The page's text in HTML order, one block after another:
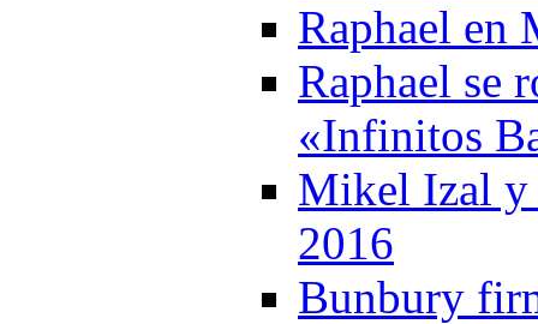
Raphael en
Raphael se
«Infinitos
Mikel Izal y
2016
Bunbury